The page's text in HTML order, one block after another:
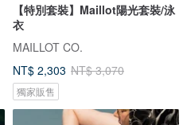
【特別套裝】Maillot陽光套裝/泳
衣
MAILLOT CO.
NT$ 2,303 NT$ 3,070
獨家販售